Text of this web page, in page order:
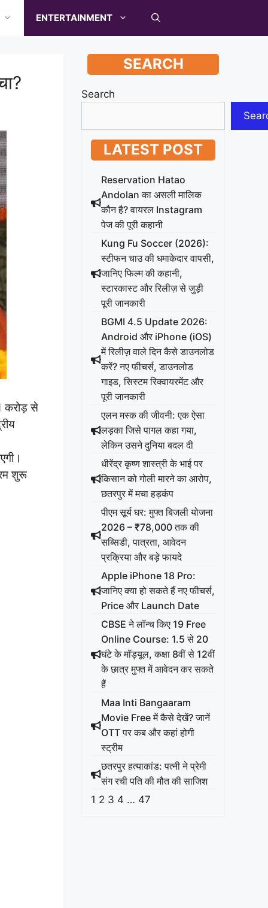
ENTERTAINMENT
करोड़ से
शुरू
SEARCH
Search
LATEST POST
Reservation Hatao
Andolan का असली मालिक
कौन है? वायरल Instagram
पेज की पूरी कहानी
Kung Fu Soccer (2026):
स्टीफन चाउ की धमाकेदार वापसी,
जानिए फिल्म की कहानी,
स्टारकास्ट और रिलीज़ से जुड़ी
पूरी जानकारी
BGMI 4.5 Update 2026:
Android और iPhone (iOS)
में रिलीज़ वाले दिन कैसे डाउनलोड
करें? नए फीचर्स, डाउनलोड
गाइड, सिस्टम रिक्वायरमेंट और
पूरी जानकारी
एलन मस्क की जीवनी: एक ऐसा
लड़का जिसे पागल कहा गया,
लेकिन उसने दुनिया बदल दी
धीरेंद्र कृष्ण शास्त्री के भाई पर
किसान को गोली मारने का आरोप,
छतरपुर में मचा हड़कंप
पीएम सूर्य घर: मुफ्त बिजली योजना
2026 – ₹78,000 तक की
सब्सिडी, पात्रता, आवेदन
प्रक्रिया और बड़े फायदे
Apple iPhone 18 Pro:
जानिए क्या हो सकते हैं नए फीचर्स,
Price और Launch Date
CBSE ने लॉन्च किए 19 Free
Online Course: 1.5 से 20
घंटे के मॉड्यूल, कक्षा 8वीं से 12वीं
के छात्र मुफ्त में आवेदन कर सकते
हैं
Maa Inti Bangaaram
Movie Free में कैसे देखें? जानें
OTT पर कब और कहां होगी
स्ट्रीम
छतरपुर हत्याकांड: पत्नी ने प्रेमी
संग रची पति की मौत की साजिश
1 2 3 4 … 47